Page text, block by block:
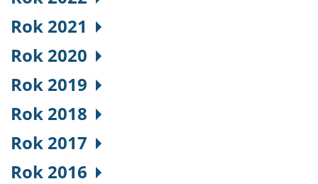
Rok 2021
Rok 2020
Rok 2019
Rok 2018
Rok 2017
Rok 2016